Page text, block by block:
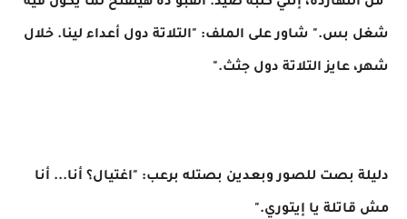
شغل بس." شاور على الملف: "التلاتة دول أعداء لينا. خلال
شهر، عايز التلاتة دول جثث."
دليلة بصت للصور وبعدين بصتله برعب: "اغتيال؟ أنا... أنا
مش قاتلة يا إيتوري."